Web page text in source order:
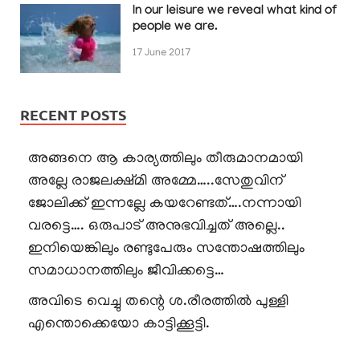
In our leisure we reveal what kind of
people we are.
17 June 2017
RECENT POSTS
അങ്ങനെ ആ കാര്യത്തിലും തീരുമാനമായി
അല്ലേ രാജലക്ഷ്മി അമ്മേ…..സേതുവിന്
ജോലിക്ക് ഇന്നല്ലേ കയറേണ്ടത്….നന്നായി
വരട്ടെ…. ഒരുപാട് അനുഭവിച്ചത് അല്ലെ..
ഇനിയെങ്കിലും രണ്ടുപേരും സന്തോഷത്തിലും
സമാധാനത്തിലും ജീവിക്കട്ടെ…
അവിടെ വെച്ചു തന്റെ ശ.രീരത്തിൽ പുള്ളി
എന്തൊക്കെയോ കാട്ടിക്കൂട്ടി.